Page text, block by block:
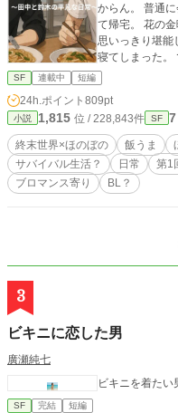
からん。 普通
て帰宅。 花の
思いっきり堪能
寝てしまった。 で
わかったかと言
が入ったからだ。 「99.9999パーセントの人類は削除し
た。 おめでと
界をお楽しみください」 最初は単なる
だ。 でも、外
「…………なんだ
え……！」 幸いにも奇跡的な確率で、隣んちの鈴木（イケメ
ン）が生きてた
生き残った 俺
様の一票、お待
したものを編
SF 連載中 短編
24h.ポイント 809pt
小説 1,815 位 / 228,843件 SF 7
終末世界×ほのぼの 飯うま
サバイバル生活？
日常
第1
ブロマンス寄り
BL？
3
ビキニに恋した男
廣瀬純七
ビキニを着た
SF 完結 短編